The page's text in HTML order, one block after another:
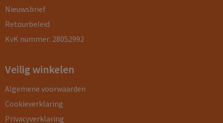
Nieuwsbrief
Retourbeleid
KvK nummer: 28052992
Veilig winkelen
Algemene voorwaarden
Cookieverklaring
Privacyverklaring